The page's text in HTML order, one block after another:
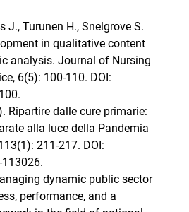
J., Turunen H., Snelgrove S.
in qualitative content
analysis. Journal of Nursing
6(5): 100-110. DOI:
Ripartire dalle cure primarie:
alla luce della Pandemia
211-217. DOI:
dynamic public sector
performance, and a